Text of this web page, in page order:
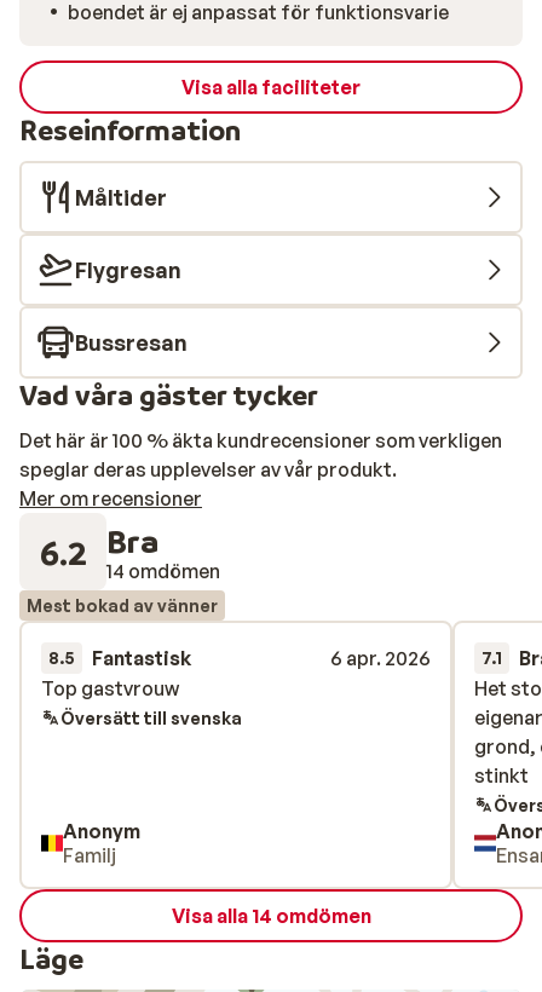
boendet är ej anpassat för funktionsvarie
Visa alla faciliteter
Reseinformation
Måltider
Flygresan
Bussresan
Vad våra gäster tycker
Det här är 100 % äkta kundrecensioner som verkligen
speglar deras upplevelser av vår produkt.
Mer om recensioner
6.2 Bra
14 omdömen
Mest bokad av vänner
8.5 Fantastisk
6 apr. 2026
Top gastvrouw
Top gastvrouw
Översätt till svenska
Anonym
Familj
7.1
Het
grond,
stinkt
Het
grond,
stinkt
Visa alla 14 omdömen
Läge